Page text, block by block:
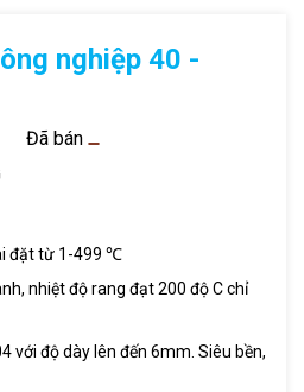
nghiệp 40 -
Đã bán
đặt từ 1-499 ℃
nhiệt độ rang đạt 200 độ C chỉ
với độ dày lên đến 6mm. Siêu bền,